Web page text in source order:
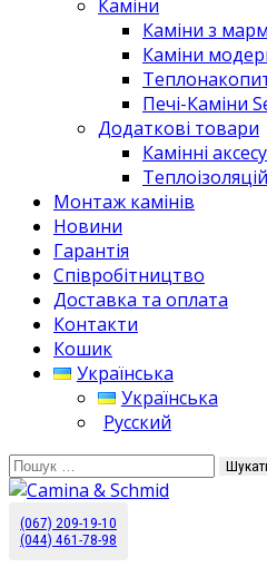
Каміни
Каміни з
Каміни
Печі-Каміни
Додаткові товари
Камінні
Монтаж камінів
Новини
Гарантія
Співробітництво
Доставка та оплата
Контакти
Кошик
Українська
Українська
Русский
Пошук:
Camina & Schmid
Камины Schmid купить в
(067) 209-19-10
(044) 461-78-98